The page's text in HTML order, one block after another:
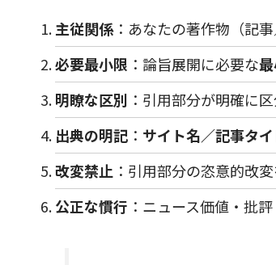
主従関係：あなたの著作物（記
必要最小限 ：論旨展開に必要な
明瞭な区別 ：引用部分が明確に
出典の明記 ： サイト名／記事タ
改変禁止 ：引用部分の恣意的改
公正な慣行 ：ニュース価値・批